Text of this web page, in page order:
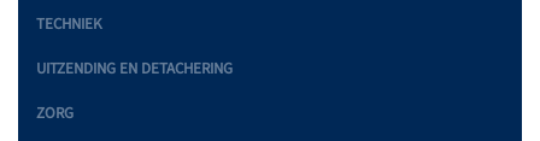
TECHNIEK
UITZENDING EN DETACHERING
ZORG